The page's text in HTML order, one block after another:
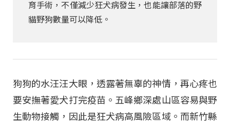
育手術，不僅減少狂犬病發生，也能讓部落的野
貓野狗數量可以降低。
狗狗的水汪汪大眼，透露著無辜的神情，再心疼也
要安撫著愛犬打完疫苗。五峰鄉深處山區容易與野
生動物接觸，因此是狂犬病高風險區域。而新竹縣